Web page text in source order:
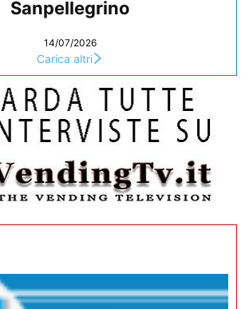
Sanpellegrino
14/07/2026
Carica altri